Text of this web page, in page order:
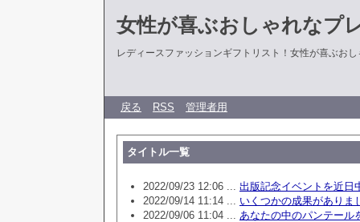
女性が喜ぶおしゃれなプ
レディースファッションギフトリスト！女性が喜ぶお
戻る RSS 管理者用
タイトル一覧
2022/09/23 12:06 ... 出版記念イベントを近日
2022/09/14 11:14 ... いくつかの成果がありま
2022/09/06 11:04 ... あなたの中のパンテール